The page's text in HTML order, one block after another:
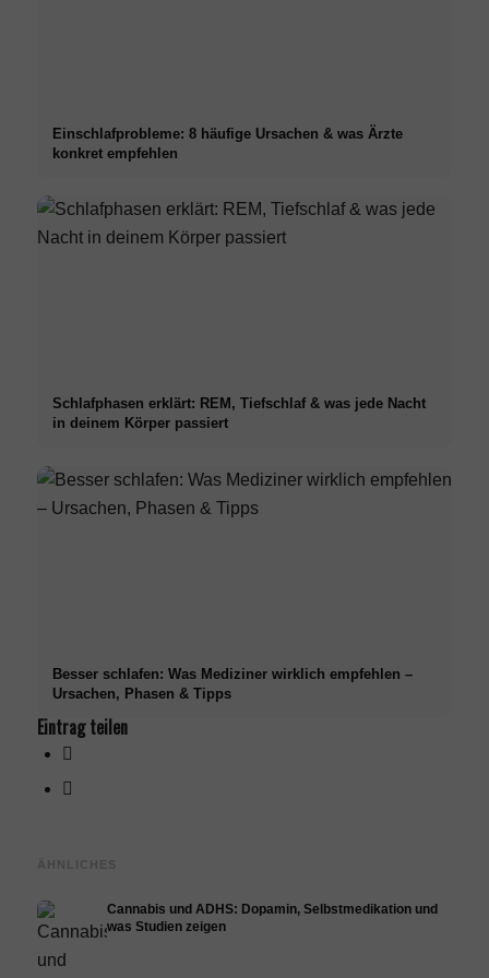
Einschlafprobleme: 8 häufige Ursachen & was Ärzte
konkret empfehlen
Schlafphasen erklärt: REM, Tiefschlaf & was jede Nacht
in deinem Körper passiert
Besser schlafen: Was Mediziner wirklich empfehlen –
Ursachen, Phasen & Tipps
Eintrag teilen
ÄHNLICHES
Cannabis und ADHS: Dopamin, Selbstmedikation und
was Studien zeigen